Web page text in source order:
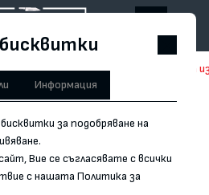
Нож за обезкостяване Forged - Ръчна
Информация
за подобряване на
Вие се съгласявате с всички
с нашата Политика за